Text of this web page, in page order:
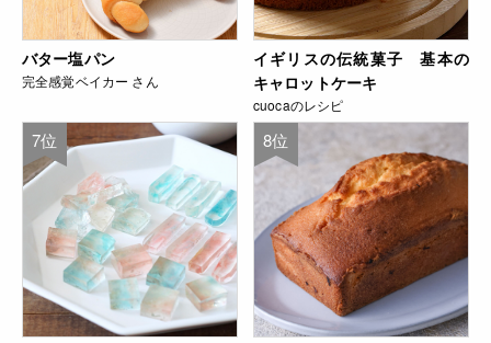
バター塩パン
完全感覚ベイカー さん
イギリスの伝統菓子 基本の
キャロットケーキ
cuocaのレシピ
7位 8位